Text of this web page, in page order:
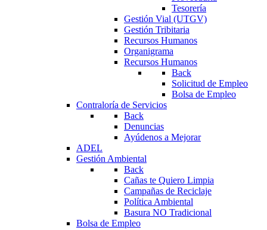
Tesorería
Gestión Vial (UTGV)
Gestión Tribitaria
Recursos Humanos
Organigrama
Recursos Humanos
Back
Solicitud de Empleo
Bolsa de Empleo
Contraloría de Servicios
Back
Denuncias
Ayúdenos a Mejorar
ADEL
Gestión Ambiental
Back
Cañas te Quiero Limpia
Campañas de Reciclaje
Política Ambiental
Basura NO Tradicional
Bolsa de Empleo